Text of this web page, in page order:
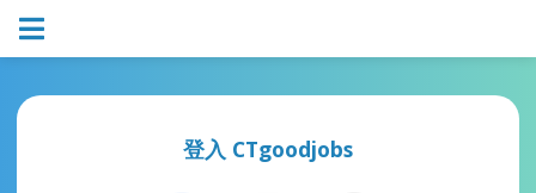
登入 CTgoodjobs